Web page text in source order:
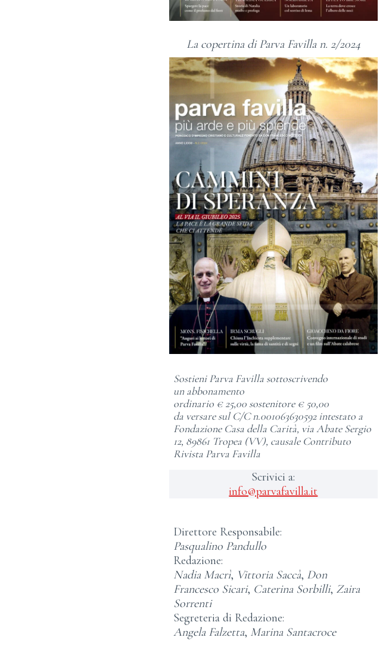
La copertina di Parva Favilla n. 2/2024
Sostieni Parva Favilla sottoscrivendo
un abbonamento
ordinario € 25,00 sostenitore € 50,00
da versare sul C/C n.001063630592 intestato a
Fondazione Casa della Carità, via Abate Sergio
12, 89861 Tropea (VV), causale Contributo
Rivista Parva Favilla
Scrivici a:
info@parvafavilla.it
Direttore Responsabile:
Pasqualino Pandullo
Redazione:
Nadia Macrì, Vittoria Saccà, Don
Francesco Sicari, Caterina Sorbilli, Zaira
Sorrenti
Segreteria di Redazione:
Angela Falzetta, Marina Santacroce